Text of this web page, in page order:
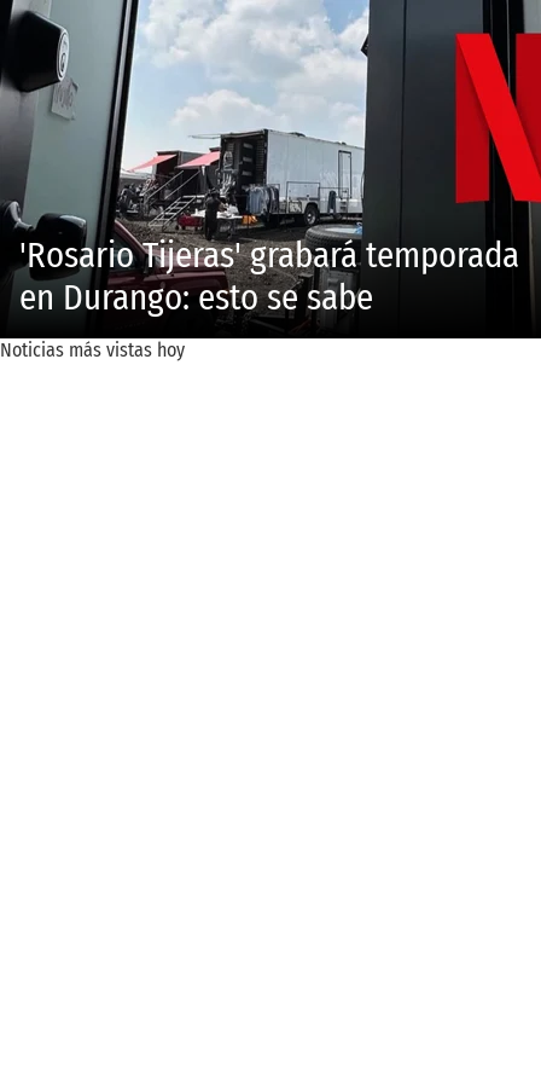
'Rosario Tijeras' grabará temporada
en Durango: esto se sabe
Noticias más vistas hoy